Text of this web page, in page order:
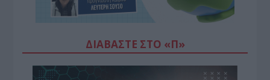
ΔΙΑΒΆΣΤΕ ΣΤΟ «Π»